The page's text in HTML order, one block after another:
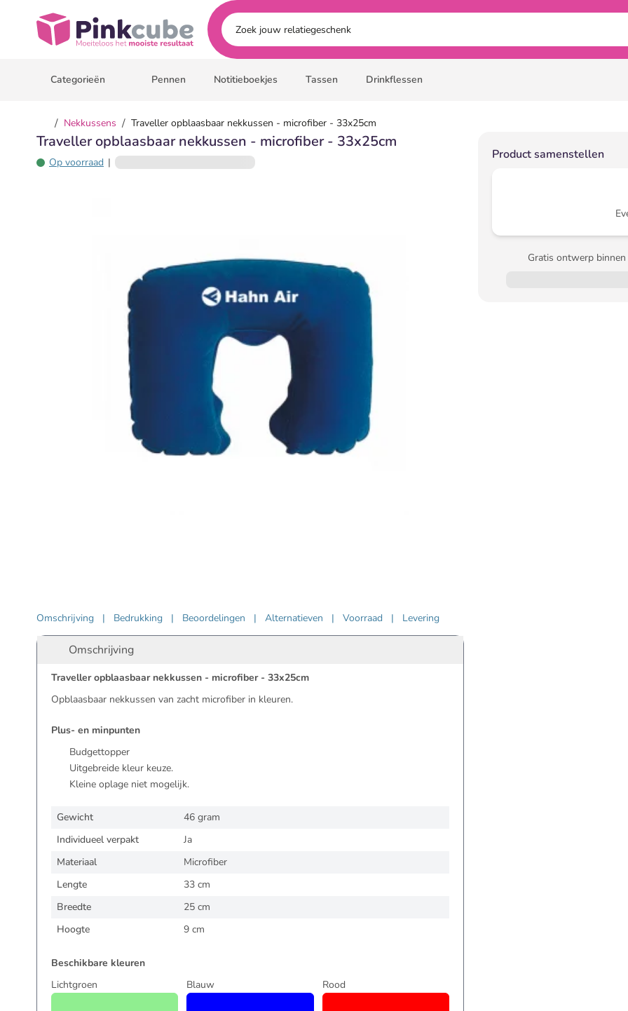
Pinkcube
Categorieën Pennen Notitieboekjes Tassen Drinkflessen
/ Nekkussens / Traveller opblaasbaar nekkussen - microfiber - 33x25cm
Traveller opblaasbaar nekkussen - microfiber - 33x25cm
Op voorraad |
Product samenstellen
Gratis ontwerp binnen
Omschrijving | Bedrukking | Beoordelingen | Alternatieven | Voorraad | Levering
Omschrijving
Traveller opblaasbaar nekkussen - microfiber - 33x25cm
Opblaasbaar nekkussen van zacht microfiber in kleuren.
Plus- en minpunten
Budgettopper
Uitgebreide kleur keuze.
Kleine oplage niet mogelijk.
Gewicht
46 gram
Individueel verpakt
Ja
Materiaal
Microfiber
Lengte
33 cm
Breedte
25 cm
Hoogte
9 cm
Beschikbare kleuren
Lichtgroen
Blauw Rood